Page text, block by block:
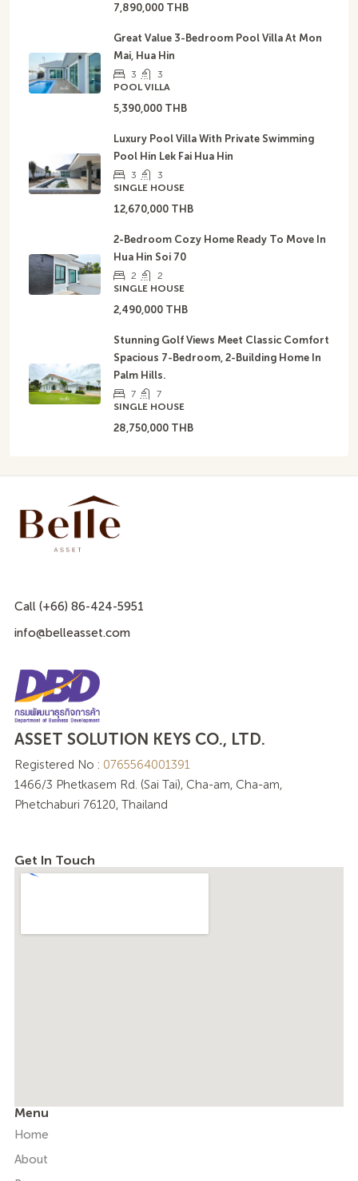
7,890,000 THB
Great Value 3-Bedroom Pool Villa At Mon
Mai, Hua Hin
3
3
POOL VILLA
5,390,000 THB
Luxury Pool Villa With Private Swimming
Pool Hin Lek Fai Hua Hin
3
3
SINGLE HOUSE
12,670,000 THB
2-Bedroom Cozy Home Ready To Move In
Hua Hin Soi 70
2
2
SINGLE HOUSE
2,490,000 THB
Stunning Golf Views Meet Classic Comfort
Spacious 7-Bedroom, 2-Building Home In
Palm Hills.
7
7
SINGLE HOUSE
28,750,000 THB
Call (+66) 86-424-5951
info@belleasset.com
ASSET SOLUTION KEYS CO., LTD.
Registered No : 0765564001391
1466/3 Phetkasem Rd. (Sai Tai), Cha-am, Cha-am,
Phetchaburi 76120, Thailand
Get In Touch
Menu
Home
About